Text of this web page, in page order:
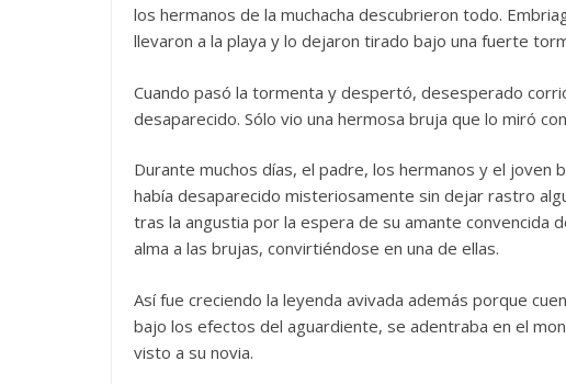
los hermanos de la muchacha descubrieron todo.
llevaron a la playa y lo dejaron tirado bajo una fuerte
Cuando pasó la tormenta y despertó, desesperado
desaparecido. Sólo vio una hermosa bruja que lo miró
Durante muchos días, el padre, los hermanos y el joven
había desaparecido misteriosamente sin dejar rastro
tras la angustia por la espera de su amante convencida
alma a las brujas, convirtiéndose en una de ellas.
Así fue creciendo la leyenda avivada además porque
bajo los efectos del aguardiente, se adentraba en el
visto a su novia.